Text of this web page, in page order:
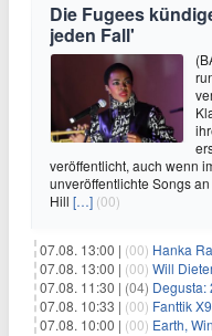
Die Fugees
jeden Fall'
veröffentlicht, auch wenn
unveröffentlichte Songs
Hill […] (00)
07.08. 13:00 | (00) Hanka
07.08. 13:00 | (00) Will Dieter
07.08. 11:30 | (04) Degusta: 2
07.08. 10:33 | (00) Fanttik
07.08. 10:00 | (00) Earth, Wind